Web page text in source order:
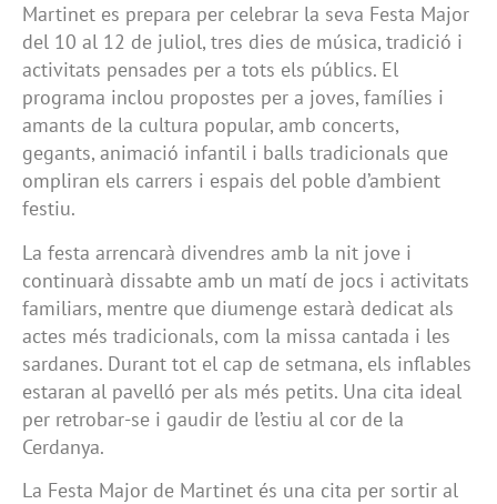
Martinet es prepara per celebrar la seva Festa Major
del 10 al 12 de juliol, tres dies de música, tradició i
activitats pensades per a tots els públics. El
programa inclou propostes per a joves, famílies i
amants de la cultura popular, amb concerts,
gegants, animació infantil i balls tradicionals que
ompliran els carrers i espais del poble d’ambient
festiu.
La festa arrencarà divendres amb la nit jove i
continuarà dissabte amb un matí de jocs i activitats
familiars, mentre que diumenge estarà dedicat als
actes més tradicionals, com la missa cantada i les
sardanes. Durant tot el cap de setmana, els inflables
estaran al pavelló per als més petits. Una cita ideal
per retrobar-se i gaudir de l’estiu al cor de la
Cerdanya.
La Festa Major de Martinet és una cita per sortir al